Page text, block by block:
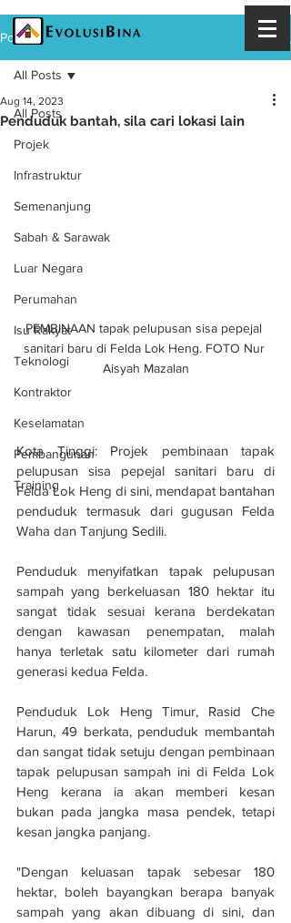
Post
All Posts
Projek
Infrastruktur
Semenanjung
Sabah & Sarawak
Luar Negara
Perumahan
Isu Rakyat
Teknologi
Kontraktor
Keselamatan
Pembangunan
Training
All Posts
Penduduk bantah, sila cari lokasi lain
Aug 14, 2023
PEMBINAAN tapak pelupusan sisa pepejal
sanitari baru di Felda Lok Heng. FOTO Nur
Aisyah Mazalan
Kota Tinggi: Projek pembinaan tapak
pelupusan sisa pepejal sanitari baru di
Felda Lok Heng di sini, mendapat bantahan
penduduk termasuk dari gugusan Felda
Waha dan Tanjung Sedili.
Penduduk menyifatkan tapak pelupusan
sampah yang berkeluasan 180 hektar itu
sangat tidak sesuai kerana berdekatan
dengan kawasan penempatan, malah
hanya terletak satu kilometer dari rumah
generasi kedua Felda.
Penduduk Lok Heng Timur, Rasid Che
Harun, 49 berkata, penduduk membantah
dan sangat tidak setuju dengan pembinaan
tapak pelupusan sampah ini di Felda Lok
Heng kerana ia akan memberi kesan
bukan pada jangka masa pendek, tetapi
kesan jangka panjang.
"Dengan keluasan tapak sebesar 180
hektar, boleh bayangkan berapa banyak
sampah yang akan dibuang di sini, dan